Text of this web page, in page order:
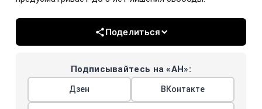
Поделиться
Подписывайтесь на «АН»:
Дзен ВКонтакте